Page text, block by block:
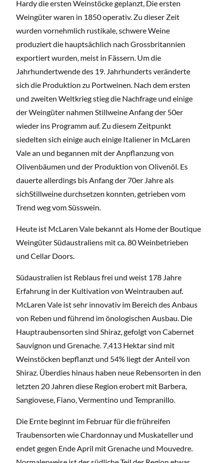
Hardy die ersten Weinstöcke geplanzt, Die ersten
Weingüter waren in 1850 operativ. Zu dieser Zeit
wurden vornehmlich rustikale, schwere Weine
produziert die hauptsächlich nach Grossbritannien
exportiert wurden, meist in Fässern. Um die
Jahrhundertwende des 19. Jahrhunderts veränderte
sich die Produktion zu Portweinen. Nach dem ersten
und zweiten Weltkrieg stieg die Nachfrage und einige
der Weingüter nahmen Stillweine Anfang der 50er
wieder ins Programm auf. Zu diesem Zeitpunkt
siedelten sich einige auch einige Italiener in McLaren
Vale an und begannen mit der Anpflanzung von
Olivenbäumen und der Produktion von Olivenöl. Es
dauerte allerdings bis Anfang der 70er Jahre als
sichStillweine durchsetzen konnten, getrieben vom
Trend weg vom Süsswein.
Heute ist McLaren Vale bekannt als Home der Boutique
Weingüter Südaustraliens mit ca. 80 Weinbetrieben
und Cellar Doors.
Südaustralien ist Reblaus frei und weist 178 Jahre
Erfahrung in der Kultivation von Weintrauben auf.
McLaren Vale ist sehr innovativ im Bereich des Anbaus
von Reben und führend im önologischen Ausbau. Die
Hauptraubensorten sind Shiraz, gefolgt von Cabernet
Sauvignon und Grenache. 7,413 Hektar sind mit
Weinstöcken bepflanzt und 54% liegt der Anteil von
Shiraz. Überdies hinaus haben neue Rebensorten in den
letzten 20 Jahren diese Region erobert mit Barbera,
Sangiovese, Fiano, Vermentino und Tempranillo.
Die Ernte beginnt im Februar für die frühreifen
Traubensorten wie Chardonnay und Muskateller und
endet gegen Ende April mit Grenache und Mouvedre.